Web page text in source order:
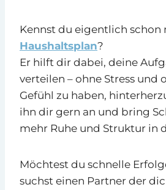
Kennst du eigentlich schon
Haushaltsplan?
Er hilft dir dabei, deine
verteilen – ohne Stress und
Gefühl zu haben,
ihn dir gern an und bring
mehr Ruhe und Struktur in
Möchtest du schnelle
suchst einen Partner der